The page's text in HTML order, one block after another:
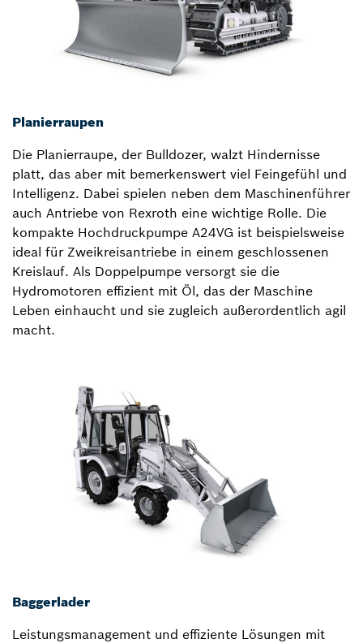
Planierraupen
Die Planierraupe, der Bulldozer, walzt Hindernisse
platt, das aber mit bemerkenswert viel Feingefühl und
Intelligenz. Dabei spielen neben dem Maschinenführer
auch Antriebe von Rexroth eine wichtige Rolle. Die
kompakte Hochdruckpumpe A24VG ist beispielsweise
ideal für Zweikreisantriebe in einem geschlossenen
Kreislauf. Als Doppelpumpe versorgt sie die
Hydromotoren effizient mit Öl, das der Maschine
Leben einhaucht und sie zugleich außerordentlich agil
macht.
Baggerlader
Leistungsmanagement und effiziente Lösungen mit